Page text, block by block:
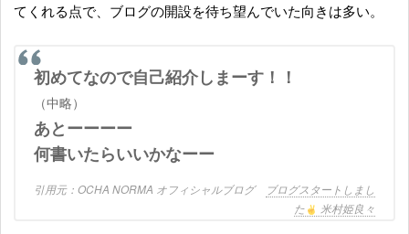
てくれる点で、ブログの開設を待ち望んでいた向きは多い。
初めてなので自己紹介しまーす！！
（中略）
あとーーーー
何書いたらいいかなーー
OCHA NORMA オフィシャルブログ
ブログスタートしまし
た
米村姫良々